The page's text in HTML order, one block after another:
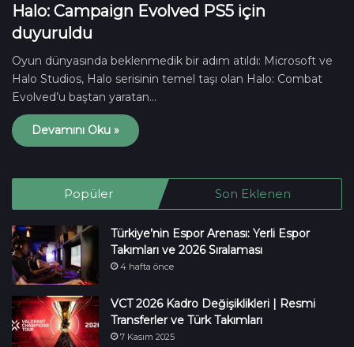
Halo: Campaign Evolved PS5 için
duyuruldu
Oyun dünyasında beklenmedik bir adım atıldı: Microsoft ve
Halo Studios, Halo serisinin temel taşı olan Halo: Combat
Evolved’u baştan yaratan…
Devamını Oku »
Popüler Son Eklenen
Türkiye’nin Espor Arenası: Yerli Espor
Takımları ve 2026 Sıralaması
4 hafta önce
VCT 2026 Kadro Değişiklikleri | Resmi
Transferler ve Türk Takımları
7 Kasım 2025